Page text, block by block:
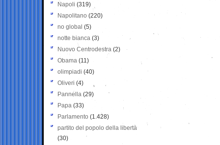
Napoli (319)
Napolitano (220)
no global (5)
notte bianca (3)
Nuovo Centrodestra (2)
Obama (11)
olimpiadi (40)
Oliveri (4)
Pannella (29)
Papa (33)
Parlamento (1.428)
partito del popolo della libertà
(30)